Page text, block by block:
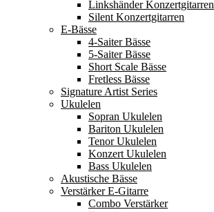
Linkshänder Konzertgitarren
Silent Konzertgitarren
E-Bässe
4-Saiter Bässe
5-Saiter Bässe
Short Scale Bässe
Fretless Bässe
Signature Artist Series
Ukulelen
Sopran Ukulelen
Bariton Ukulelen
Tenor Ukulelen
Konzert Ukulelen
Bass Ukulelen
Akustische Bässe
Verstärker E-Gitarre
Combo Verstärker